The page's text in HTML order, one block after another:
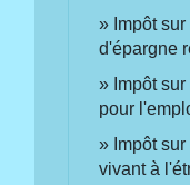
Impôt
d'épargne
Impôt
pour
Impôt
vivant à